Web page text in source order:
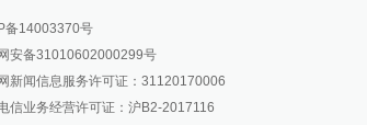
澎湃新闻公众号
澎湃新闻抖音号
派生万物开放平台
料邮箱: news@thepaper.cn
备14003370号
安备31010602000299号
新闻信息服务许可证：31120170006
信业务经营许可证：沪B2-2017116